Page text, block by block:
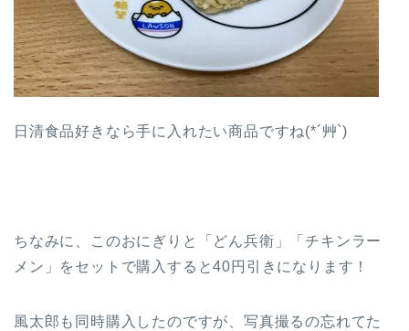
日清食品好きなら手に入れたい商品ですね(*´艸`)
ちなみに、このおにぎりと「どん兵衛」「チキンラー
メン」をセットで購入すると40円引きになります！
風太郎も同時購入したのですが、写真撮るの忘れてた